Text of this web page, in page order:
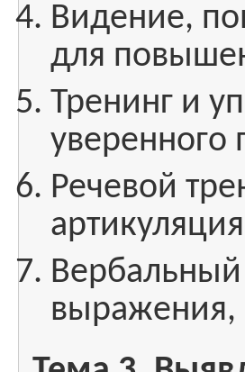
Видение,
для
Тренинг и
уверенного
Речевой
выражения,